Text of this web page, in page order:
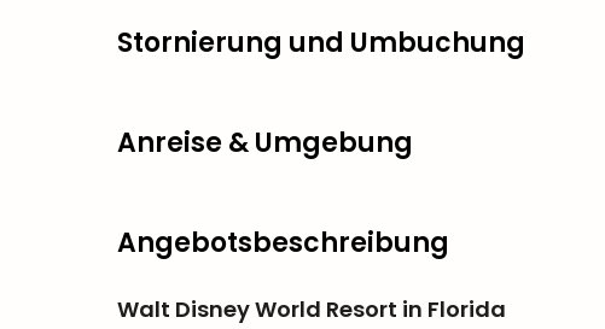
Stornierung und Umbuchung
Anreise & Umgebung
Angebotsbeschreibung
Walt Disney World Resort in Florida